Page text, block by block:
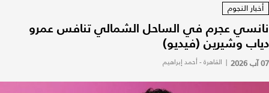
أخبار النجوم
نانسي عجرم في الساحل الشمالي تنافس عمرو
دياب وشيرين (فيديو)
07 آب 2026 | القاهرة - أحمد إبراهيم